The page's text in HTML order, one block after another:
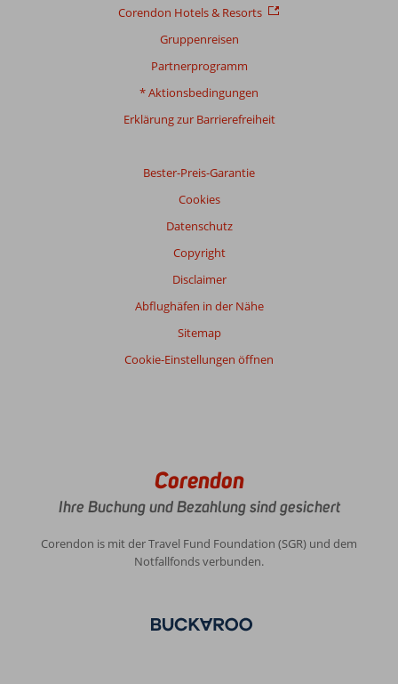
Corendon Hotels & Resorts
Gruppenreisen
Partnerprogramm
* Aktionsbedingungen
Erklärung zur Barrierefreiheit
Bester-Preis-Garantie
Cookies
Datenschutz
Copyright
Disclaimer
Abflughäfen in der Nähe
Sitemap
Cookie-Einstellungen öffnen
Corendon
Ihre Buchung und Bezahlung sind gesichert
Corendon is mit der Travel Fund Foundation (SGR) und dem
Notfallfonds verbunden.